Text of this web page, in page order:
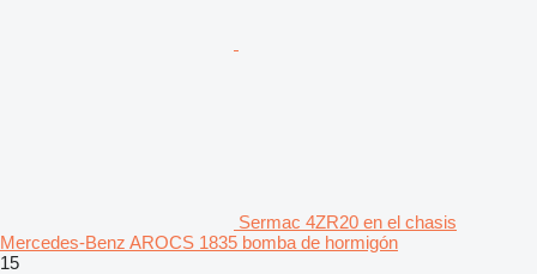
Sermac 4ZR20 en el chasis
Mercedes-Benz AROCS 1835 bomba de hormigón
15